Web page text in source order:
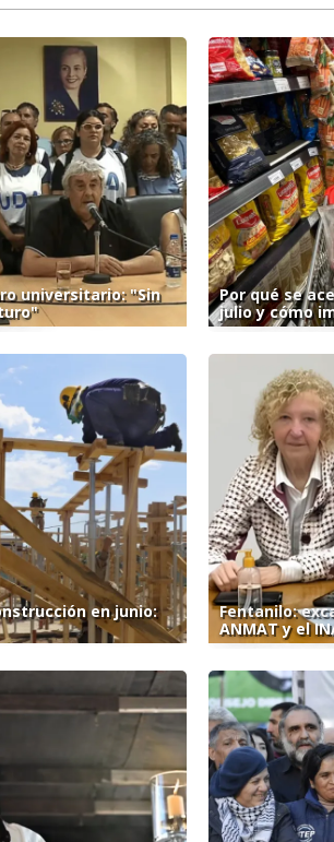
universitario: "Sin
Por qué se
julio y cómo
en junio:
Fentanilo:
ANMAT y el